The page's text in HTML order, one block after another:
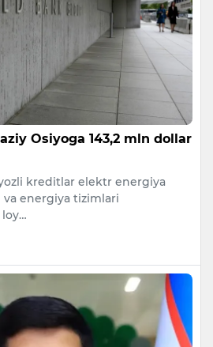
Osiyoga 143,2 mln dollar
kreditlar elektr energiya
energiya tizimlari